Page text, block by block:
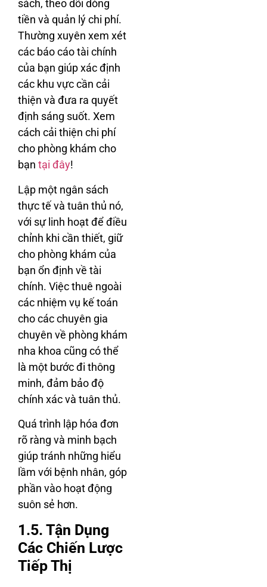
sách, theo dõi dòng
tiền và quản lý chi phí.
Thường xuyên xem xét
các báo cáo tài chính
của bạn giúp xác định
các khu vực cần cải
thiện và đưa ra quyết
định sáng suốt. Xem
cách cải thiện chi phí
cho phòng khám cho
bạn tại đây!
Lập một ngân sách
thực tế và tuân thủ nó,
với sự linh hoạt để điều
chỉnh khi cần thiết, giữ
cho phòng khám của
bạn ổn định về tài
chính. Việc thuê ngoài
các nhiệm vụ kế toán
cho các chuyên gia
chuyên về phòng khám
nha khoa cũng có thể
là một bước đi thông
minh, đảm bảo độ
chính xác và tuân thủ.
Quá trình lập hóa đơn
rõ ràng và minh bạch
giúp tránh những hiểu
lầm với bệnh nhân, góp
phần vào hoạt động
suôn sẻ hơn.
1.5. Tận Dụng
Các Chiến Lược
Tiếp Thị